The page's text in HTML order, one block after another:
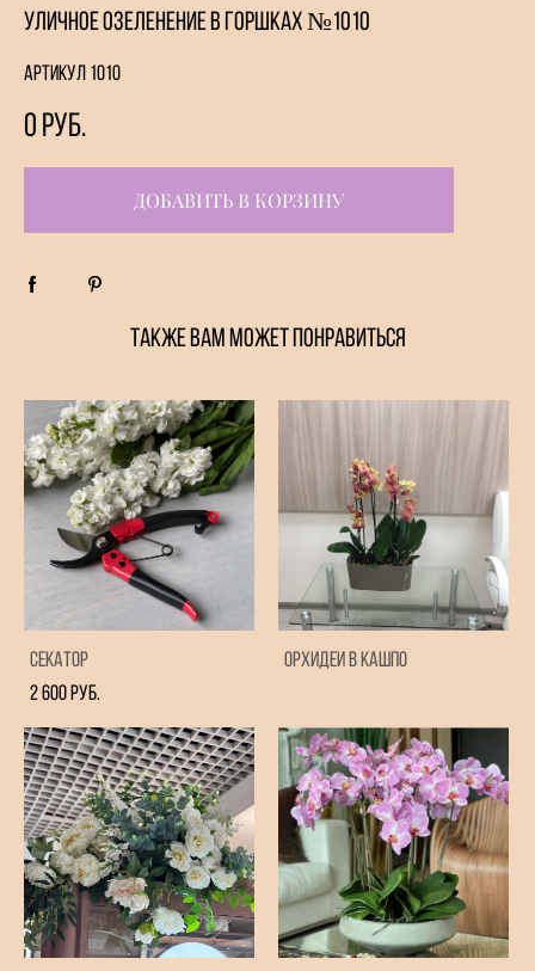
Уличное озеленение в горшках №1010
Артикул 1010
0 pуб.
ДОБАВИТЬ В КОРЗИНУ
ТАКЖЕ ВАМ МОЖЕТ ПОНРАВИТЬСЯ
Секатор
2 600 pуб.
Орхидеи в кашпо